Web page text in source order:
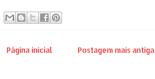
Postagem mais antiga
Página inicial